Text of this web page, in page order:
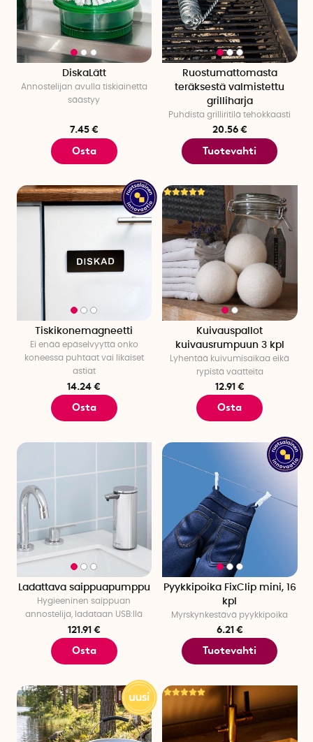
DiskaLätt
Annostelijan avulla tiskiainetta
säästyy
7.45 €
Osta
Ruostumattomasta
teräksestä valmistettu
grilliharja
Puhdista grilliritilä tehokkaasti
20.56 €
Tuotevahti
Tiskikonemagneetti
Ei enää epäselvyyttä onko
koneessa puhtaat vai likaiset
astiat
14.24 €
Osta
Kuivauspallot
kuivausrumpuun 3 kpl
Lyhentää kuivumisaikaa eikä
rypistä vaatteita
12.91 €
Osta
Ladattava saippuapumppu
Hygieeninen saippuan
annostelija, ladataan USB:llä
121.91 €
Osta
Pyykkipoika FixClip mini, 16
kpl
Myrskynkestävä pyykkipoika
6.21 €
Tuotevahti